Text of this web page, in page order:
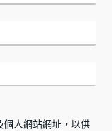
個人網站網址，以供